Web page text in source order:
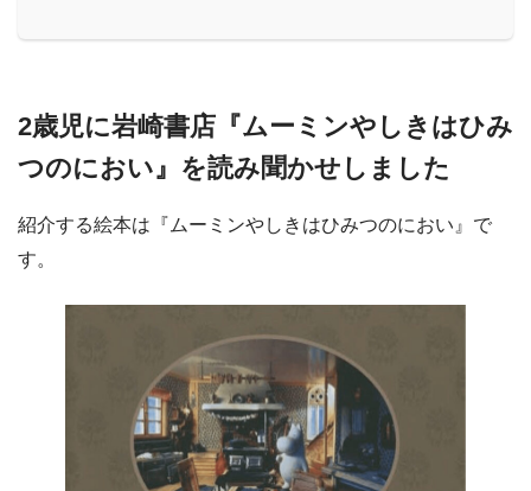
2歳児に岩崎書店『ムーミンやしきはひみ
つのにおい』を読み聞かせしました
紹介する絵本は『ムーミンやしきはひみつのにおい』で
す。